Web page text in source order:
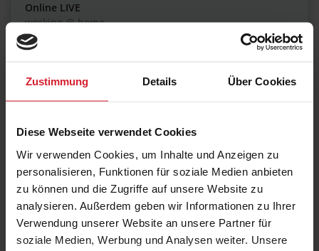
Zustimmung Details Über Cookies
Diese Webseite verwendet Cookies
Wir verwenden Cookies, um Inhalte und Anzeigen zu
personalisieren, Funktionen für soziale Medien anbieten
zu können und die Zugriffe auf unsere Website zu
analysieren. Außerdem geben wir Informationen zu Ihrer
Verwendung unserer Website an unsere Partner für
soziale Medien, Werbung und Analysen weiter. Unsere
Online LIVE
working @ home
€ 1.370,00
19.10. - 21.10.26
Online LIVE
€ 1.370,00
18.11. - 20.11.26
Online LIVE